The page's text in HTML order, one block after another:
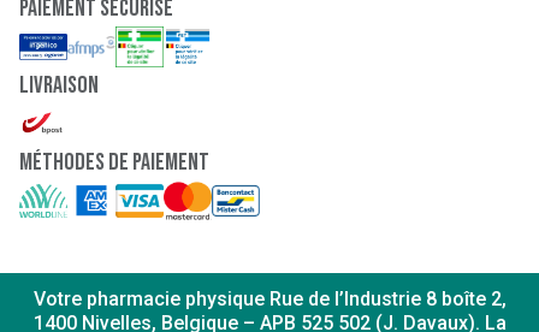
paiement sécurisé
Livraison
Méthodes de paiement
Votre pharmacie physique Rue de l’Industrie 8 boîte 2,
1400 Nivelles, Belgique – APB 525 502 (J. Davaux). La